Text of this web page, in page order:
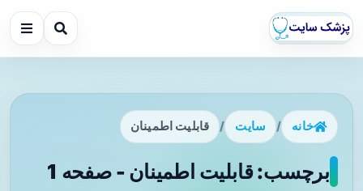
خانه / سایت / قابلیت اطمینان
برچسب: قابلیت اطمینان - صفحه 1